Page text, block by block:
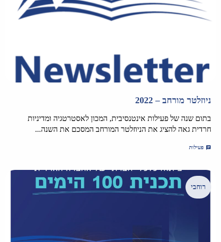
ניוזלטר מורחב – 2022
בתום שנה של פעילות אינטנסיבית, המכון לאסטרטגיה ומדיניות
חרדית גאה להציג את הניוזלטר המורחב המסכם את השנה...
פעילות
רוחבי